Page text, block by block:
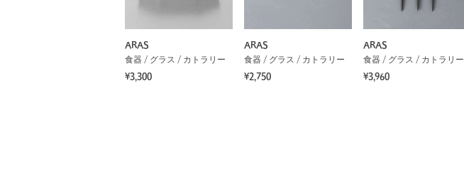
ARAS
食器 / グラス / カトラリー
¥3,300
ARAS
食器 / グラス / カトラリー
¥2,750
ARAS
食器 / グラス / カトラリー
¥3,960